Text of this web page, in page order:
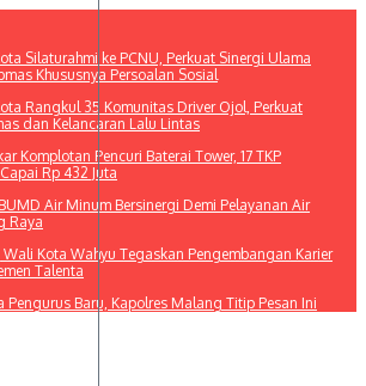
Silaturahmi ke PCNU, Perkuat Sinergi Ulama
Khususnya Persoalan Sosial
Rangkul 35 Komunitas Driver Ojol, Perkuat
dan Kelancaran Lalu Lintas
Komplotan Pencuri Baterai Tower, 17 TKP
Rp 432 Juta
Air Minum Bersinergi Demi Pelayanan Air
Raya
Wali Kota Wahyu Tegaskan Pengembangan Karier
Talenta
Pengurus Baru, Kapolres Malang Titip Pesan Ini